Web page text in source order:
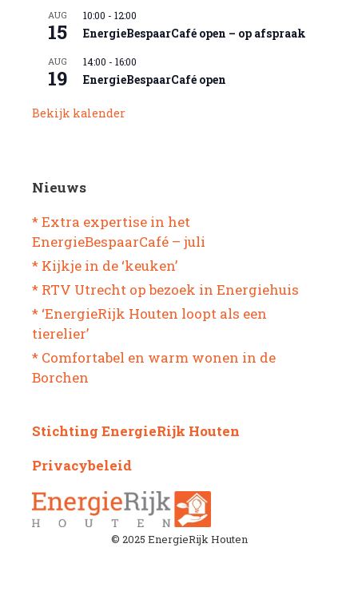
AUG
15
10:00 - 12:00
EnergieBespaarCafé open – op afspraak
AUG
19
14:00 - 16:00
EnergieBespaarCafé open
Bekijk kalender
Nieuws
* Extra expertise in het
EnergieBespaarCafé – juli
* Kijkje in de ‘keuken’
* RTV Utrecht op bezoek in Energiehuis
* ‘EnergieRijk Houten loopt als een
tierelier’
* Comfortabel en warm wonen in de
Borchen
Stichting EnergieRijk Houten
Privacybeleid
© 2025 EnergieRijk Houten